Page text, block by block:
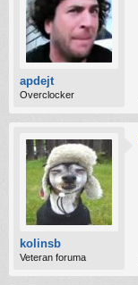
apdejt
Overclocker
kolinsb
Veteran foruma